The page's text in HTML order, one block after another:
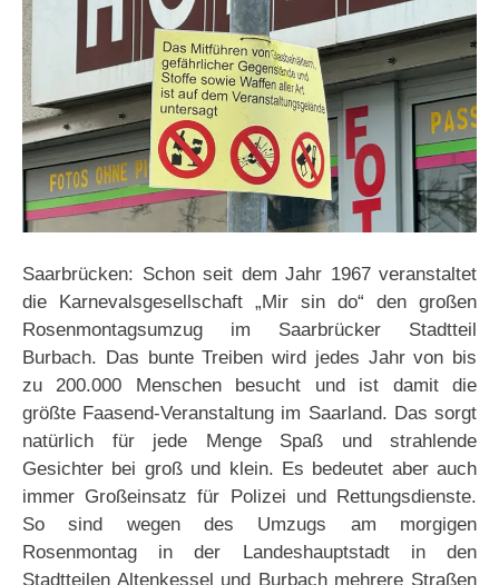
Saarbrücken: Schon seit dem Jahr 1967 veranstaltet
die Karnevalsgesellschaft „Mir sin do“ den großen
Rosenmontagsumzug im Saarbrücker Stadtteil
Burbach. Das bunte Treiben wird jedes Jahr von bis
zu 200.000 Menschen besucht und ist damit die
größte Faasend-Veranstaltung im Saarland. Das sorgt
natürlich für jede Menge Spaß und strahlende
Gesichter bei groß und klein. Es bedeutet aber auch
immer Großeinsatz für Polizei und Rettungsdienste.
So sind wegen des Umzugs am morgigen
Rosenmontag in der Landeshauptstadt in den
Stadtteilen Altenkessel und Burbach mehrere Straßen